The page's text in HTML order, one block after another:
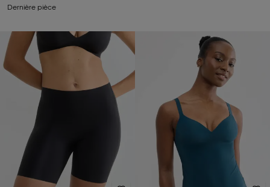
Dernière pièce